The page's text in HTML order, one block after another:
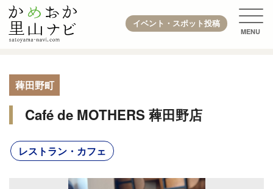
イベント・スポット投稿
薭田野町
Café de MOTHERS 薭田野店
レストラン・カフェ